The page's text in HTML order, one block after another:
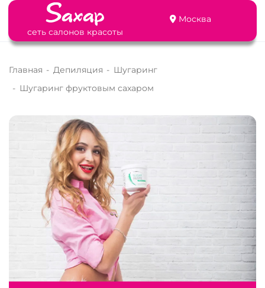
сеть салонов красоты
Москва
Главная - Депиляция - Шугаринг
- Шугаринг фруктовым сахаром